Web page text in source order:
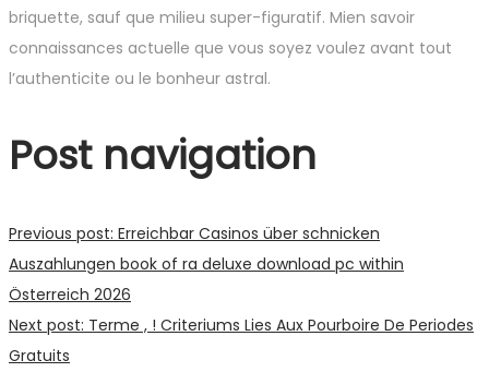
briquette, sauf que milieu super-figuratif. Mien savoir
connaissances actuelle que vous soyez voulez avant tout
l’authenticite ou le bonheur astral.
Post navigation
Previous post: Erreichbar Casinos über schnicken
Auszahlungen book of ra deluxe download pc within
Österreich 2026
Next post: Terme , ! Criteriums Lies Aux Pourboire De Periodes
Gratuits